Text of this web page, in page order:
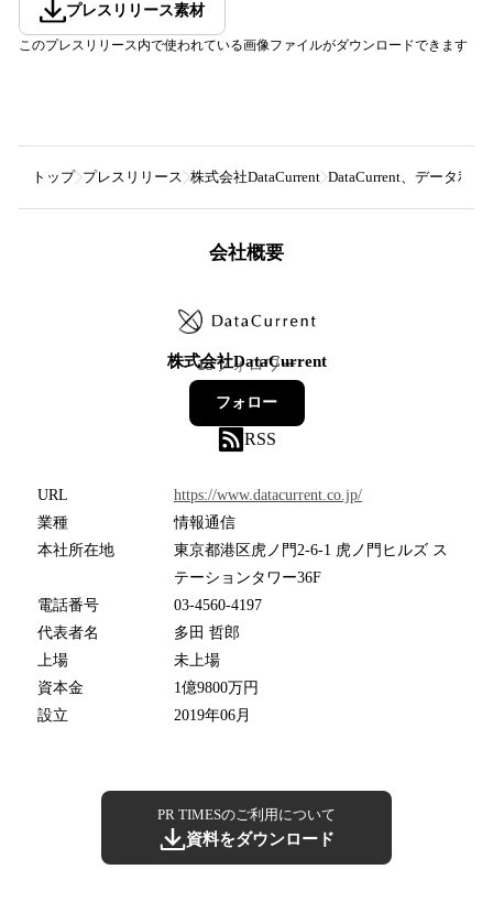
プレスリリース素材
このプレスリリース内で使われている画像ファイルがダウンロードできます
トップ プレスリリース 株式会社DataCurrent DataCurrent、データ利
会社概要
株式会社DataCurrent
13フォロワー
フォロー
RSS
URL
https://www.datacurrent.co.jp/
業種
情報通信
本社所在地
東京都港区虎ノ門2-6-1 虎ノ門ヒルズ ス
テーションタワー36F
電話番号
03-4560-4197
代表者名
多田 哲郎
上場
未上場
資本金
1億9800万円
設立
2019年06月
PR TIMESのご利用について
資料をダウンロード